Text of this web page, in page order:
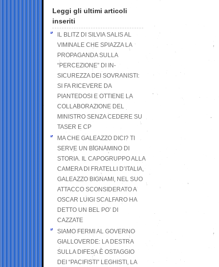
Leggi gli ultimi articoli
inseriti
IL BLITZ DI SILVIA SALIS AL
VIMINALE CHE SPIAZZA LA
PROPAGANDA SULLA
“PERCEZIONE” DI IN-
SICUREZZA DEI SOVRANISTI:
SI FA RICEVERE DA
PIANTEDOSI E OTTIENE LA
COLLABORAZIONE DEL
MINISTRO SENZA CEDERE SU
TASER E CP
MA CHE GALEAZZO DICI? TI
SERVE UN BIGNAMINO DI
STORIA. IL CAPOGRUPPO ALLA
CAMERA DI FRATELLI D’ITALIA,
GALEAZZO BIGNAMI, NEL SUO
ATTACCO SCONSIDERATO A
OSCAR LUIGI SCALFARO HA
DETTO UN BEL PO’ DI
CAZZATE
SIAMO FERMI AL GOVERNO
GIALLOVERDE: LA DESTRA
SULLA DIFESA È OSTAGGIO
DEI “PACIFISTI” LEGHISTI, LA